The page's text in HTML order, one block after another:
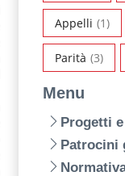
Appelli (1)
Parità (3)
Menu
Progetti
Patrocini